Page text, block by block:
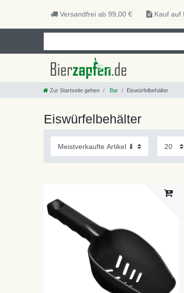
Versandfrei ab 99,00 € Kauf auf
Zur Startseite gehen Bar Eiswürfelbehälter
Eiswürfelbehälter